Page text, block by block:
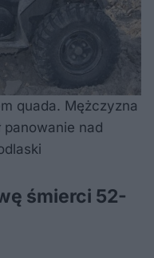
quada. Mężczyzna
nad
śmierci 52-